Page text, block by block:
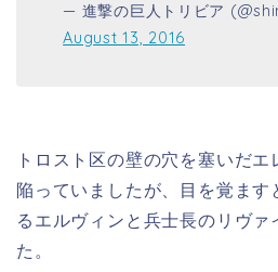
— 進撃の巨人トリビア
August 13, 2016
トロスト区の壁の穴を塞いだ
陥っていましたが、目を覚ます
るエルヴィンと兵士長のリヴァ
た。